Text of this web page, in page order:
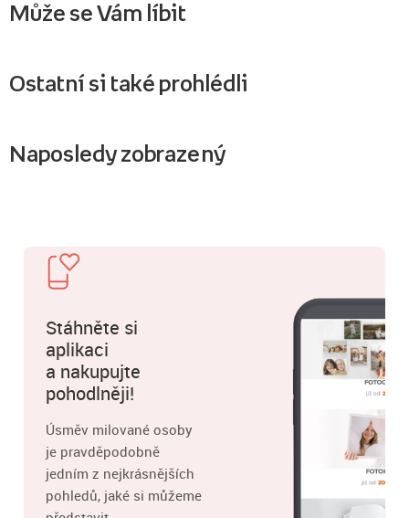
Může se Vám líbit
Ostatní si také prohlédli
Naposledy zobrazený
Stáhněte si
aplikaci
a nakupujte
pohodlněji!
Úsměv milované osoby
je pravděpodobně
jedním z nejkrásnějších
pohledů, jaké si můžeme